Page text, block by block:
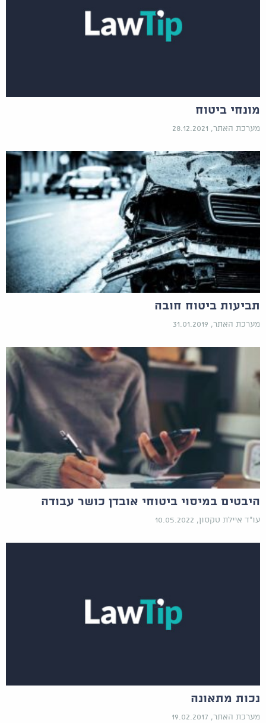
מונחי ביטוח
מערכת האתר, 28.12.2021
תביעות ביטוח חובה
מערכת האתר, 31.01.2019
היבטים במיסוי ביטוחי אובדן כושר עבודה
עו"ד איילת טקסון, 10.05.2022
נכות מתאונה
מערכת האתר, 19.02.2017